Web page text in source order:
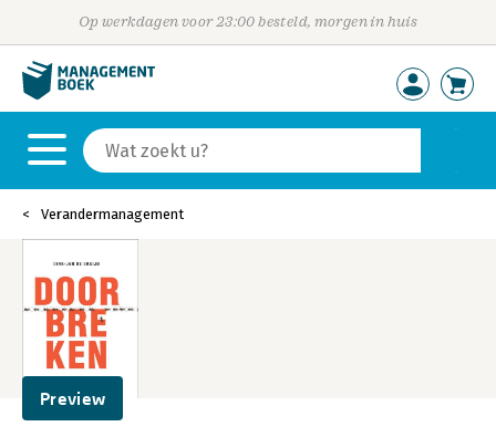
Op werkdagen voor 23:00 besteld, morgen in huis
Verandermanagement
Preview